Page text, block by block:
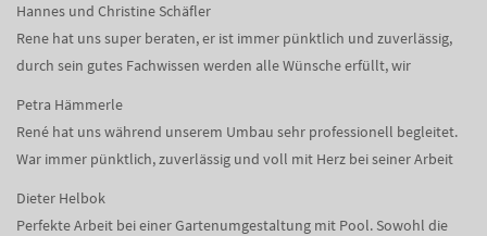
Hannes und Christine Schäfler
Rene hat uns super beraten, er ist immer pünktlich und zuverlässig,
durch sein gutes Fachwissen werden alle Wünsche erfüllt, wir
Petra Hämmerle
René hat uns während unserem Umbau sehr professionell begleitet.
War immer pünktlich, zuverlässig und voll mit Herz bei seiner Arbeit
Dieter Helbok
Perfekte Arbeit bei einer Gartenumgestaltung mit Pool. Sowohl die